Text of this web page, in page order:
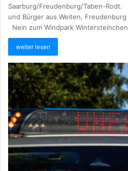
Saarburg/Freudenburg/Taben-
und Bürger aus Weiten,
Nein zum Windpark
weiter lesen